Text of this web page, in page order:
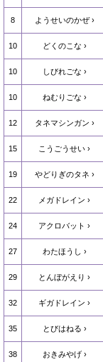
8 ようせいのかぜ
10 どくのこな
10 しびれごな
10 ねむりごな
12 タネマシンガン
15 こうごうせい
19 やどりぎのタネ
22 メガドレイン
24 アクロバット
27 わたほうし
29 とんぼがえり
32 ギガドレイン
35 とびはねる
38 おきみやげ